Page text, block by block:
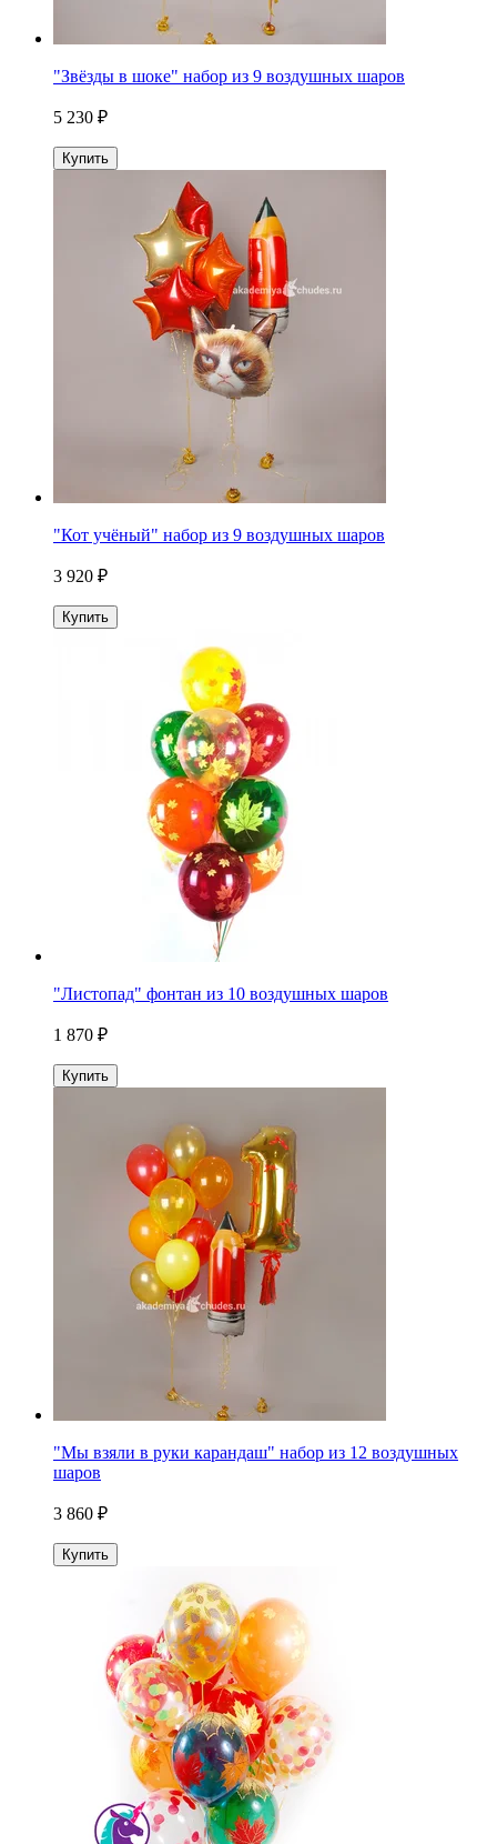
"Звёзды в шоке" набор из 9 воздушных шаров
5 230 ₽
Купить
"Кот учёный" набор из 9 воздушных шаров
3 920 ₽
Купить
"Листопад" фонтан из 10 воздушных шаров
1 870 ₽
Купить
"Мы взяли в руки карандаш" набор из 12 воздушных
шаров
3 860 ₽
Купить